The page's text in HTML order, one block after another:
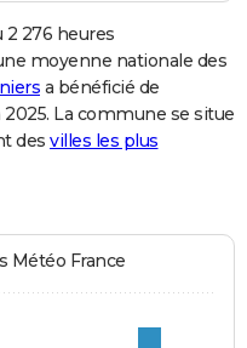
276 heures
moyenne nationale des
a bénéficié de
La commune se situe
des villes les plus
Météo France